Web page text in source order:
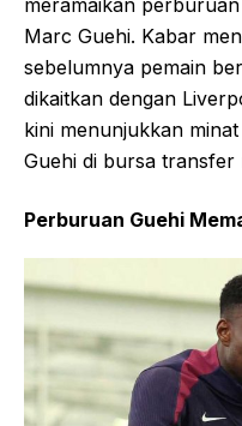
meramaikan
Marc Guehi. Kabar
sebelumnya pemain
dikaitkan dengan
kini menunjukkan
Guehi di bursa transfer
Perburuan Guehi